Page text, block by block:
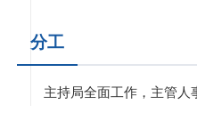
分工
主持局全面工作，主管人